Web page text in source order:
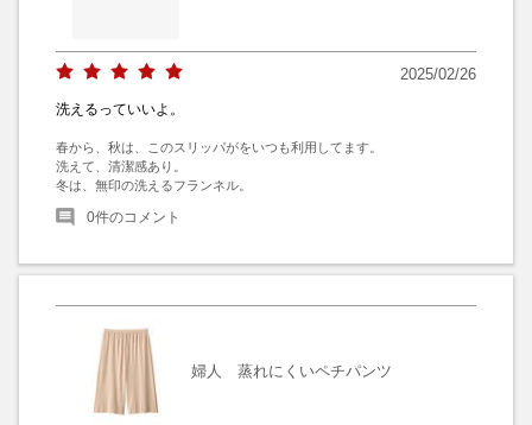
2025/02/26
洗えるっていいよ。
春から、秋は、このスリッパがをいつも利用してます。
洗えて、清潔感あり。
冬は、無印の洗えるフランネル。
0件のコメント
婦人 蒸れにくいペチパンツ